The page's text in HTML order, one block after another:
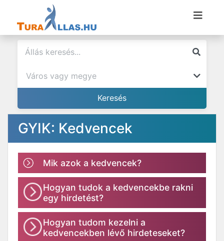
GYIK: Kedvencek
Mik azok a kedvencek?
Hogyan tudok a kedvencekbe rakni
egy hirdetést?
Hogyan tudom kezelni a
kedvencekben lévő hirdeteseket?